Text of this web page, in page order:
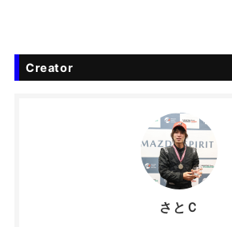
Creator
さとＣ